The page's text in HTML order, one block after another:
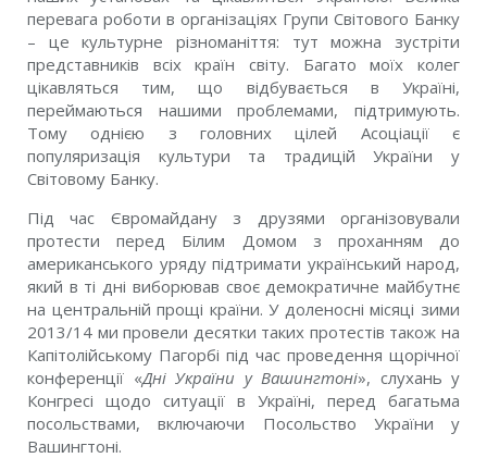
перевага роботи в організаціях Групи Світового Банку
– це культурне різноманіття: тут можна зустріти
представників всіх країн світу. Багато моїх колег
цікавляться тим, що відбувається в Україні,
переймаються нашими проблемами, підтримують.
Тому однією з головних цілей Асоціації є
популяризація культури та традицій України у
Світовому Банку.
Під час Євромайдану з друзями організовували
протести перед Білим Домом з проханням до
американського уряду підтримати український народ,
який в ті дні виборював своє демократичне майбутнє
на центральній прощі країни. У доленосні місяці зими
2013/14 ми провели десятки таких протестів також на
Капітолійському Пагорбі під час проведення щорічної
конференції «Дні України у Вашингтоні», слухань у
Конгресі щодо ситуації в Україні, перед багатьма
посольствами, включаючи Посольство України у
Вашингтоні.